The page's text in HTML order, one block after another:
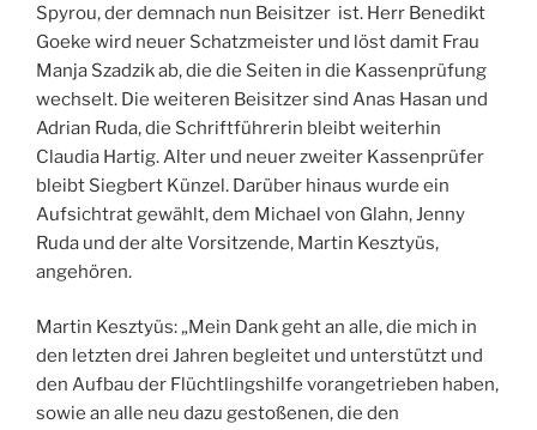
Spyrou, der demnach nun Beisitzer ist. Herr Benedikt
Goeke wird neuer Schatzmeister und löst damit Frau
Manja Szadzik ab, die die Seiten in die Kassenprüfung
wechselt. Die weiteren Beisitzer sind Anas Hasan und
Adrian Ruda, die Schriftführerin bleibt weiterhin
Claudia Hartig. Alter und neuer zweiter Kassenprüfer
bleibt Siegbert Künzel. Darüber hinaus wurde ein
Aufsichtrat gewählt, dem Michael von Glahn, Jenny
Ruda und der alte Vorsitzende, Martin Kesztyüs,
angehören.
Martin Kesztyüs: „Mein Dank geht an alle, die mich in
den letzten drei Jahren begleitet und unterstützt und
den Aufbau der Flüchtlingshilfe vorangetrieben haben,
sowie an alle neu dazu gestoßenen, die den